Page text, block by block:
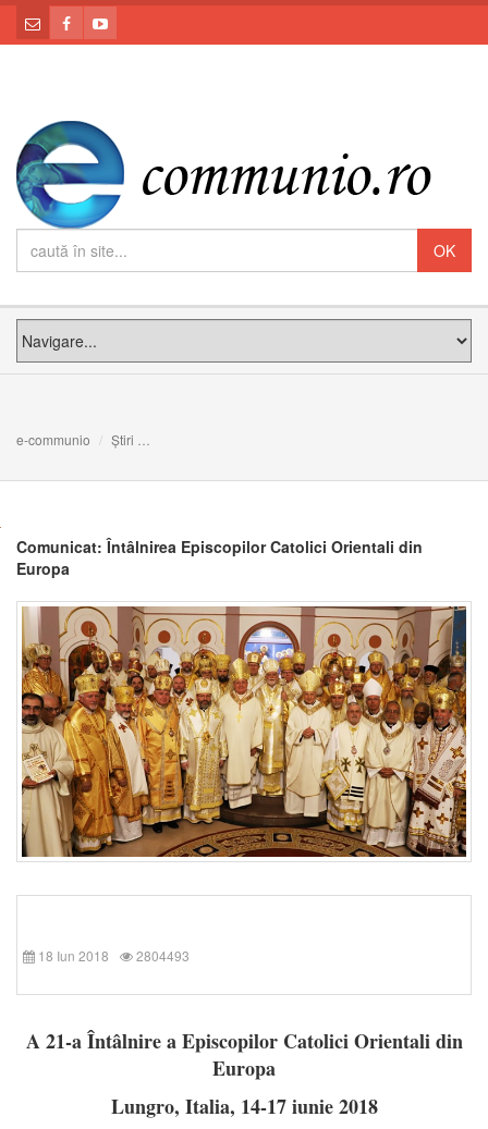
e-communio Știri
Comunicat: Întâlnirea Episcopilor Catolici Orientali din
Europa
18 Iun 2018 2804493
A 21-a Întâlnire a Episcopilor Catolici Orientali din
Europa
Lungro, Italia, 14-17 iunie 2018